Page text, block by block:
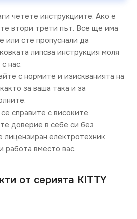
четете инструкциите. Ако е
втори трети път. Все ще има
или сте пропуснали да
липсва инструкция моля
нас.
с нормите и изискванията на
за ваша така и за
справите с високите
доверие в себе си без
лицензиран електротехник
работа вместо вас.
от серията KITTY